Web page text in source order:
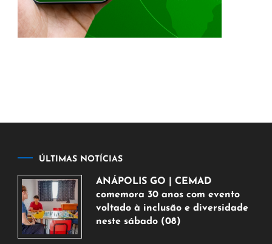
ÚLTIMAS NOTÍCIAS
ANÁPOLIS GO | CEMAD
comemora 30 anos com evento
voltado à inclusão e diversidade
neste sábado (08)